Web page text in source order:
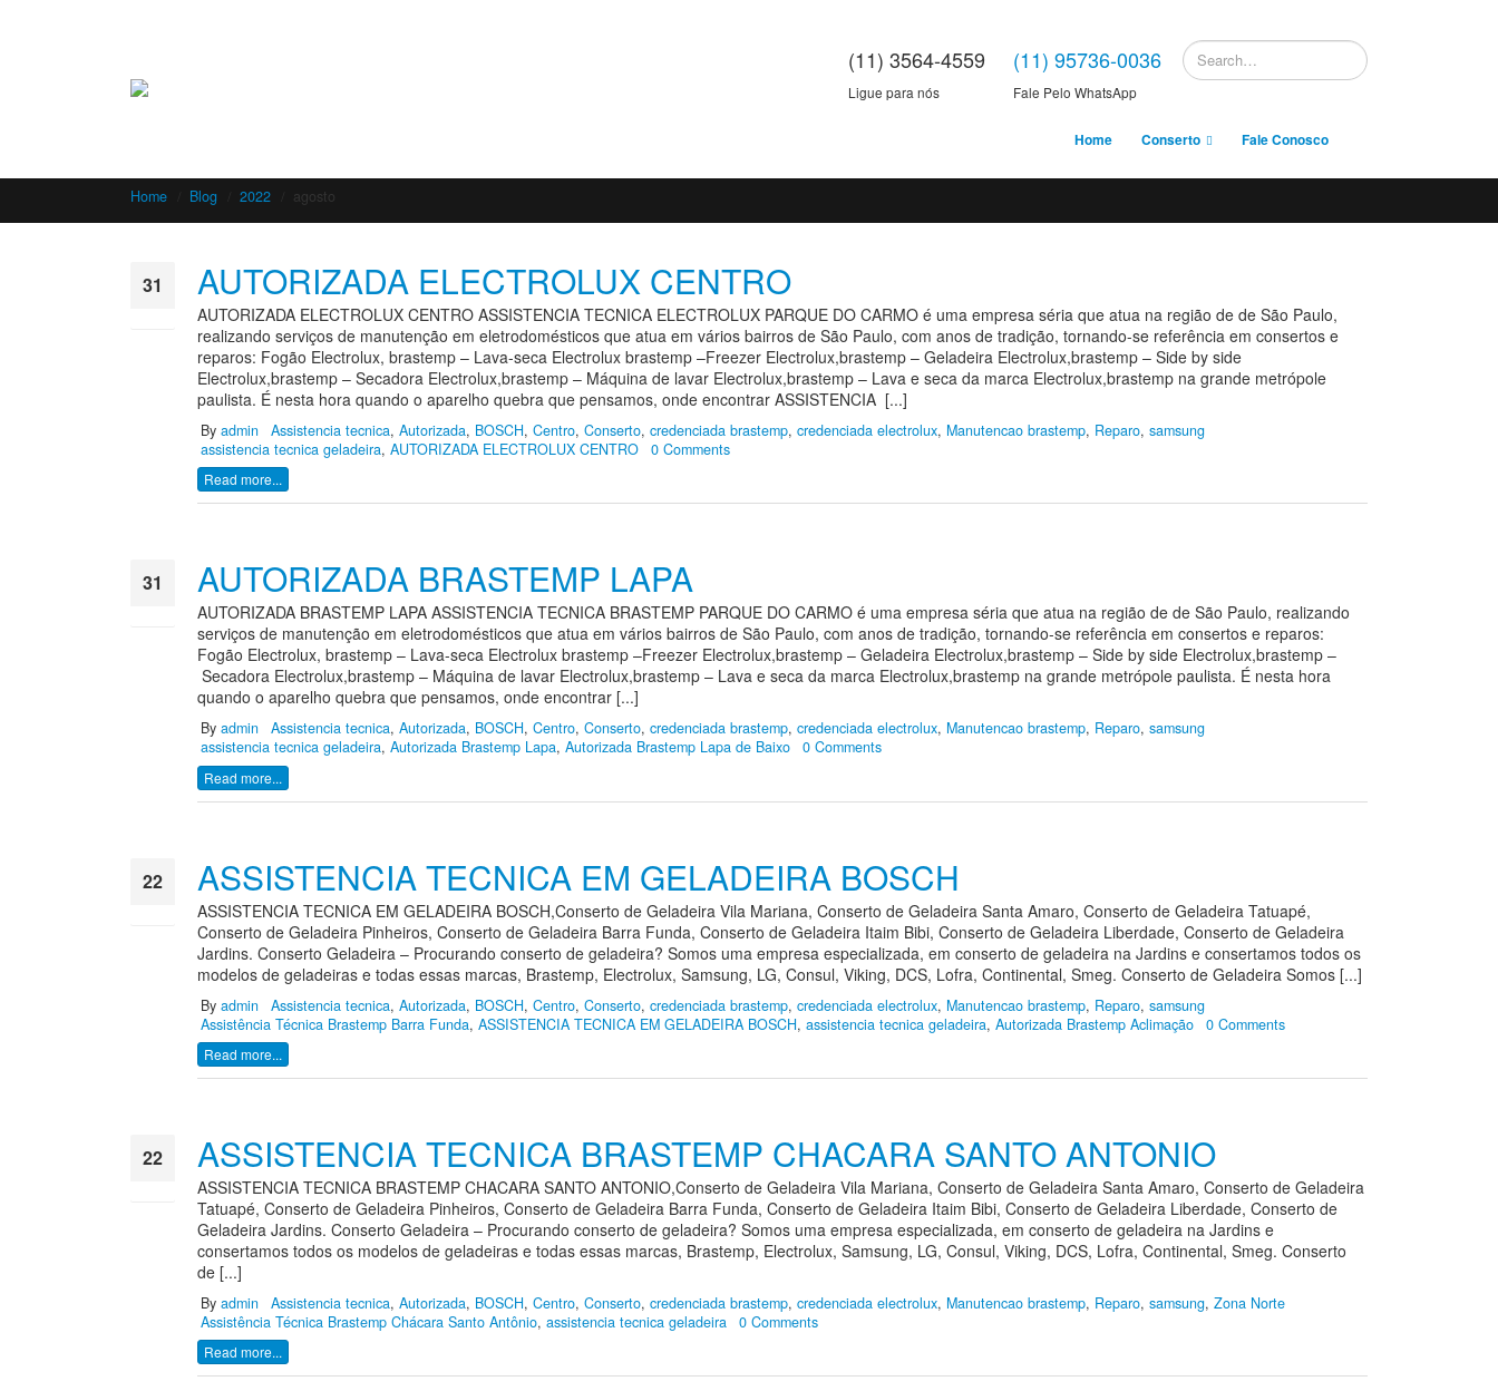
(11) 3564-4559
Ligue para nós
(11) 95736-0036
Fale Pelo WhatsApp
Home Conserto Fale Conosco
Home Blog 2022 agosto
31 AUTORIZADA ELECTROLUX CENTRO
AUTORIZADA ELECTROLUX CENTRO ASSISTENCIA TECNICA ELECTROLUX PARQUE DO CARMO é uma empresa séria que atua na região de de São Paulo,
realizando serviços de manutenção em eletrodomésticos que atua em vários bairros de São Paulo, com anos de tradição, tornando-se referência em consertos e
reparos: Fogão Electrolux, brastemp – Lava-seca Electrolux brastemp –Freezer Electrolux,brastemp – Geladeira Electrolux,brastemp – Side by side
Electrolux,brastemp – Secadora Electrolux,brastemp – Máquina de lavar Electrolux,brastemp – Lava e seca da marca Electrolux,brastemp na grande metrópole
paulista. É nesta hora quando o aparelho quebra que pensamos, onde encontrar ASSISTENCIA [...]
By admin Assistencia tecnica, Autorizada, BOSCH, Centro, Conserto, credenciada brastemp, credenciada electrolux, Manutencao brastemp, Reparo, samsung
assistencia tecnica geladeira, AUTORIZADA ELECTROLUX CENTRO 0 Comments
Read more...
31 AUTORIZADA BRASTEMP LAPA
AUTORIZADA BRASTEMP LAPA ASSISTENCIA TECNICA BRASTEMP PARQUE DO CARMO é uma empresa séria que atua na região de de São Paulo, realizando
serviços de manutenção em eletrodomésticos que atua em vários bairros de São Paulo, com anos de tradição, tornando-se referência em consertos e reparos:
Fogão Electrolux, brastemp – Lava-seca Electrolux brastemp –Freezer Electrolux,brastemp – Geladeira Electrolux,brastemp – Side by side Electrolux,brastemp –
Secadora Electrolux,brastemp – Máquina de lavar Electrolux,brastemp – Lava e seca da marca Electrolux,brastemp na grande metrópole paulista. É nesta hora
quando o aparelho quebra que pensamos, onde encontrar [...]
By admin Assistencia tecnica, Autorizada, BOSCH, Centro, Conserto, credenciada brastemp, credenciada electrolux, Manutencao brastemp, Reparo, samsung
assistencia tecnica geladeira, Autorizada Brastemp Lapa, Autorizada Brastemp Lapa de Baixo 0 Comments
Read more...
22 ASSISTENCIA TECNICA EM GELADEIRA BOSCH
ASSISTENCIA TECNICA EM GELADEIRA BOSCH,Conserto de Geladeira Vila Mariana, Conserto de Geladeira Santa Amaro, Conserto de Geladeira Tatuapé,
Conserto de Geladeira Pinheiros, Conserto de Geladeira Barra Funda, Conserto de Geladeira Itaim Bibi, Conserto de Geladeira Liberdade, Conserto de Geladeira
Jardins. Conserto Geladeira – Procurando conserto de geladeira? Somos uma empresa especializada, em conserto de geladeira na Jardins e consertamos todos os
modelos de geladeiras e todas essas marcas, Brastemp, Electrolux, Samsung, LG, Consul, Viking, DCS, Lofra, Continental, Smeg. Conserto de Geladeira Somos [...]
By admin Assistencia tecnica, Autorizada, BOSCH, Centro, Conserto, credenciada brastemp, credenciada electrolux, Manutencao brastemp, Reparo, samsung
Assistência Técnica Brastemp Barra Funda, ASSISTENCIA TECNICA EM GELADEIRA BOSCH, assistencia tecnica geladeira, Autorizada Brastemp Aclimação 0 Comments
Read more...
22 ASSISTENCIA TECNICA BRASTEMP CHACARA SANTO ANTONIO
ASSISTENCIA TECNICA BRASTEMP CHACARA SANTO ANTONIO,Conserto de Geladeira Vila Mariana, Conserto de Geladeira Santa Amaro, Conserto de Geladeira
Tatuapé, Conserto de Geladeira Pinheiros, Conserto de Geladeira Barra Funda, Conserto de Geladeira Itaim Bibi, Conserto de Geladeira Liberdade, Conserto de
Geladeira Jardins. Conserto Geladeira – Procurando conserto de geladeira? Somos uma empresa especializada, em conserto de geladeira na Jardins e
consertamos todos os modelos de geladeiras e todas essas marcas, Brastemp, Electrolux, Samsung, LG, Consul, Viking, DCS, Lofra, Continental, Smeg. Conserto
de [...]
By admin Assistencia tecnica, Autorizada, BOSCH, Centro, Conserto, credenciada brastemp, credenciada electrolux, Manutencao brastemp, Reparo, samsung, Zona Norte
Assistência Técnica Brastemp Chácara Santo Antônio, assistencia tecnica geladeira 0 Comments
Read more...